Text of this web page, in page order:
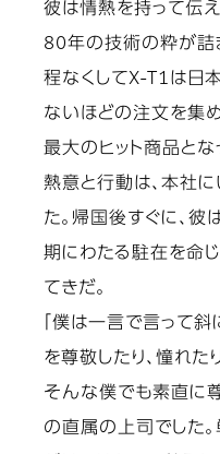
彼は情熱を持って伝
80年の技術の粋が詰
程なくしてX-T1は日
ないほどの注文を集
最大のヒット商品とな
熱意と行動は、本社
た。帰国後すぐに、
期にわたる駐在を命
てきだ。
「僕は一言で言って斜
を尊敬したり、憧れた
そんな僕でも素直に
の直属の上司でした